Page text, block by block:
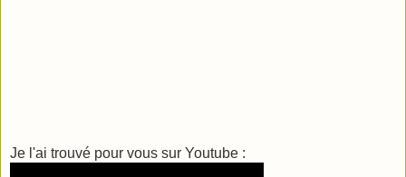
Je l'ai trouvé pour vous sur Youtube :